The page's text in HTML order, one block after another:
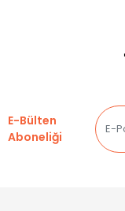
E-Bülten
Aboneliği